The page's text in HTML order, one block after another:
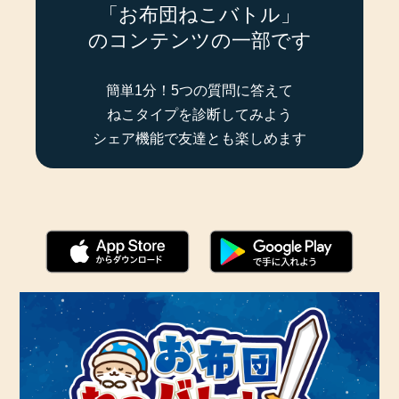
「お布団ねこバトル」
のコンテンツの一部です
簡単1分！5つの質問に答えて
ねこタイプを診断してみよう
シェア機能で友達とも楽しめます